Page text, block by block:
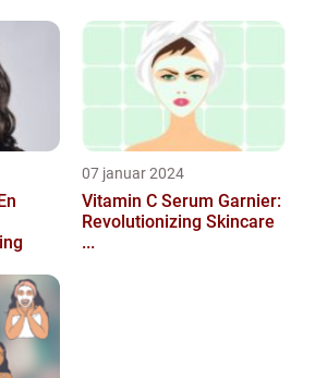
07 januar 2024
Vitamin C Serum Garnier:
Revolutionizing Skincare
...